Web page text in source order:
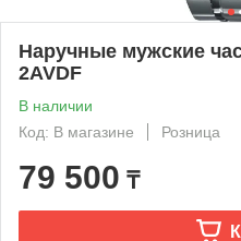
Наручные мужские
2AVDF
В наличии
Код: В магазине
Розница
79 500 ₸